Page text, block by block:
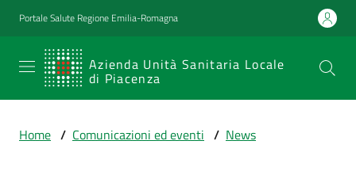
Vai al contenuto
Vai alla navigazione
Vai al footer
Portale Salute Regione Emilia-Romagna
Azienda Unità Sanitaria Locale
di Piacenza
SERVIZIO
SANITARIO
Emilia-
Home / Comunicazioni ed eventi / News